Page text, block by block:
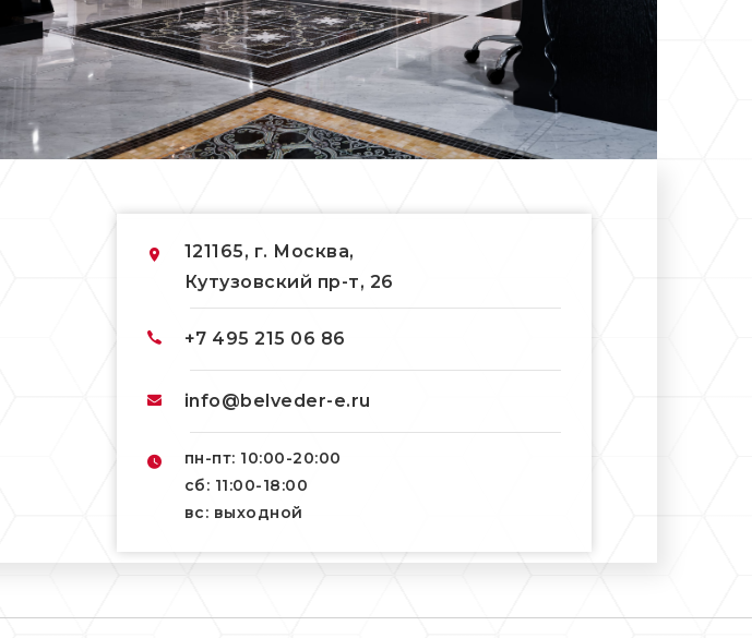
121165, г. Москва,
Кутузовский пр-т, 26
+7 495 215 06 86
info@belveder-e.ru
пн-пт: 10:00-20:00
сб: 11:00-18:00
вс: выходной